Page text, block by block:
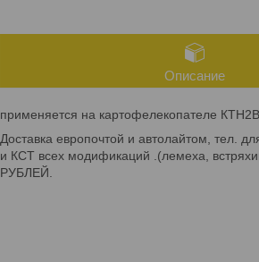
Описание
применяется на картофелекопателе
Доставка европочтой и автолайтом, тел.
и КСТ всех модификаций .(лемеха,
РУБЛЕЙ.